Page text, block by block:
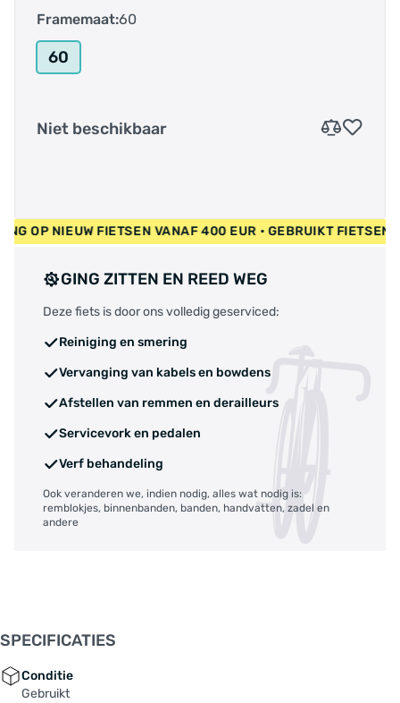
Framemaat:60
60
Niet beschikbaar
NIEUW FIETSEN VANAF 400 EUR • GEBRUIKT FIETSEN 55
GING ZITTEN EN REED WEG
Deze fiets is door ons volledig geserviced:
Reiniging en smering
Vervanging van kabels en bowdens
Afstellen van remmen en derailleurs
Servicevork en pedalen
Verf behandeling
Ook veranderen we, indien nodig, alles wat nodig is:
remblokjes, binnenbanden, banden, handvatten, zadel en
andere
SPECIFICATIES
Conditie
Gebruikt